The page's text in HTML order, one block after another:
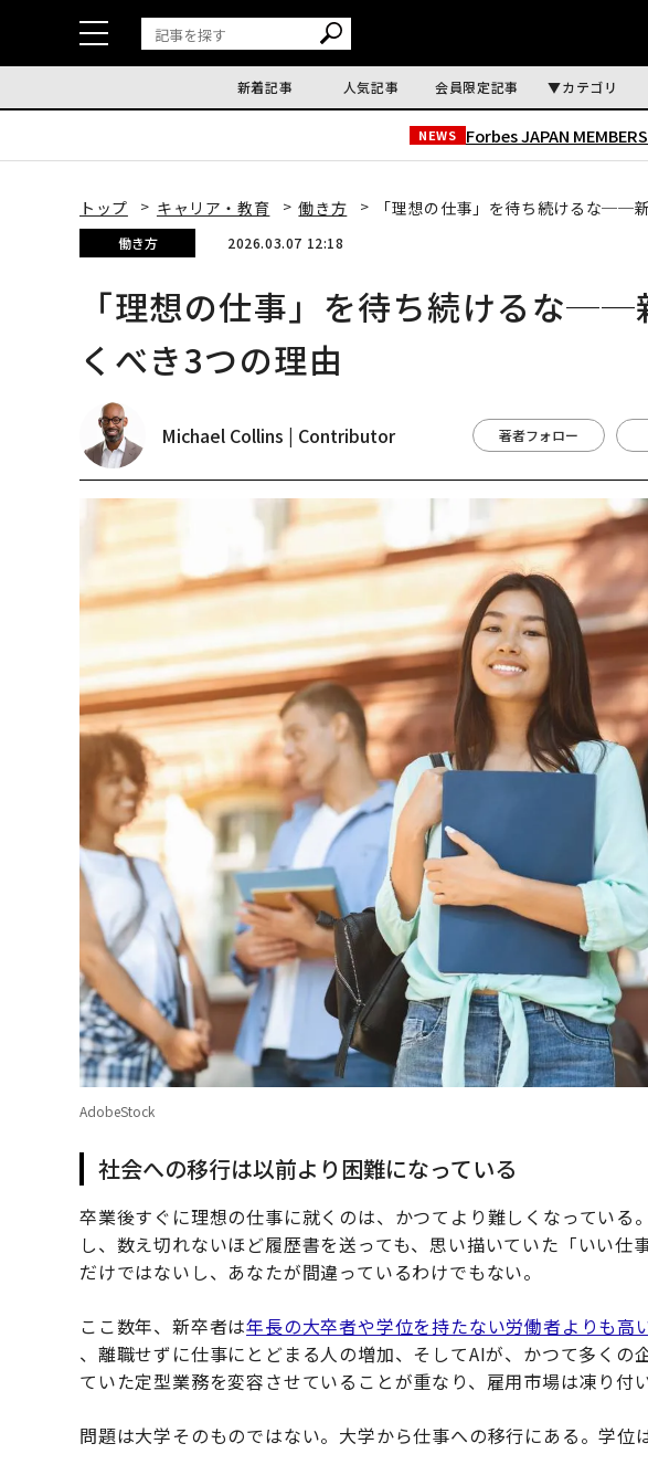
新着記事 人気記事 会員限定記事 カテゴリ
NEWS Forbes JAPAN
トップ キャリア・教育 働き方 「理想の仕事」を待ち続けるな──
働き方 2026.03.07 12:18
「理想の仕事」を待ち続けるな──
くべき3つの理由
Michael Collins | Contributor 著者フォロー
AdobeStock
社会への移行は以前より困難になっている
卒業後すぐに理想の仕事に就くのは、かつてより難しくなっている
し、数え切れないほど履歴書を送っても、思い描いていた「いい仕
だけではないし、あなたが間違っているわけでもない。
ここ数年、新卒者は年長の大卒者や学位を持たない労働者よりも高
、離職せずに仕事にとどまる人の増加、そしてAIが、かつて多くの
ていた定型業務を変容させていることが重なり、雇用市場は凍り付
問題は大学そのものではない。大学から仕事への移行にある。学位